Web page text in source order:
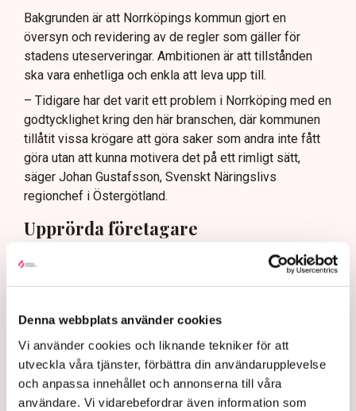
Denna webbplats använder cookies
Vi använder cookies och liknande tekniker för att
utveckla våra tjänster, förbättra din användarupplevelse
och anpassa innehållet och annonserna till våra
användare. Vi vidarebefordrar även information som
uteserveringar.
Lindas Kula ställer in uteserveringen för
sommaren.
Bakgrunden är att Norrköpings kommun gjort en
översyn och revidering av de regler som gäller för
stadens uteserveringar. Ambitionen är att tillstånden
ska vara enhetliga och enkla att leva upp till.
– Tidigare har det varit ett problem i Norrköping med en
godtycklighet kring den här branschen, där kommunen
tillåtit vissa krögare att göra saker som andra inte fått
göra utan att kunna motivera det på ett rimligt sätt,
säger Johan Gustafsson, Svenskt Näringslivs
regionchef i Östergötland.
Upprörda företagare
I korthet innebär förändringen att en del av det som
kallas allmän platsmark ändras till att bli så kallad
och kan bara upplåtas för annan verksamhet, till
exempel en uteservering, under begränsad tid och får
inte ha alltför omfattande konstruktioner som väggar
och inglasning.
– Det har funnits konstruktioner runt uteserveringarna